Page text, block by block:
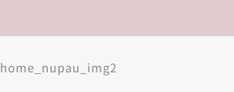
home_nupau_img2